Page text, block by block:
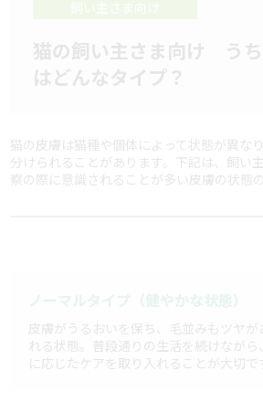
猫の皮膚は猫種や個体によって状態が異な
分けられることがあります。下記は、飼い
察の際に意識されることが多い皮膚の状態の
皮膚がうるおいを保ち、毛並みもツヤが
れる状態。普段通りの生活を続けながら
に応じたケアを取り入れることが大切で